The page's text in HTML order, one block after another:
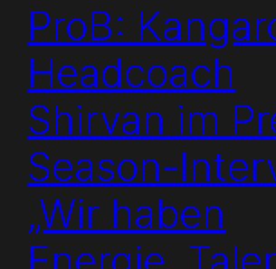
ProB:
Headcoach
Shirvan im
Season-
„Wir haben